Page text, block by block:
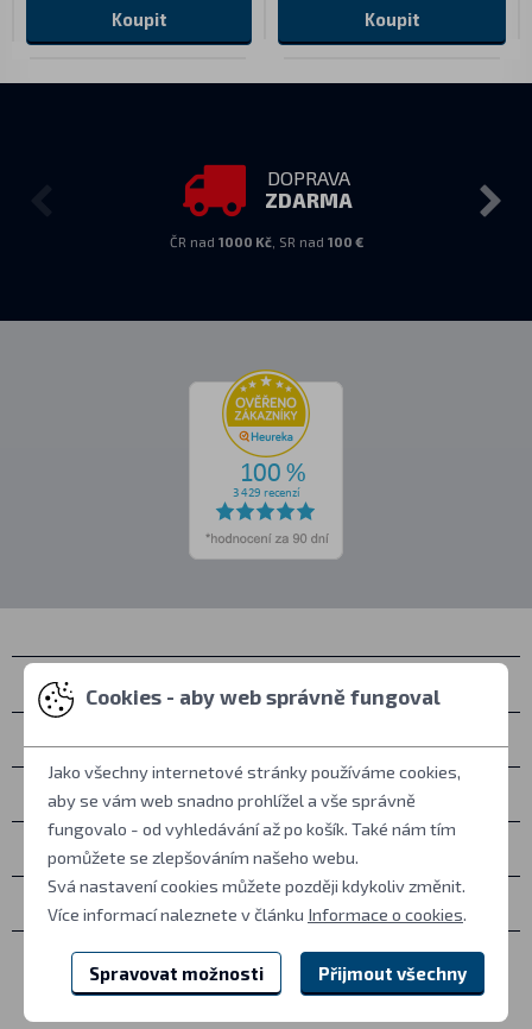
Koupit Koupit
DOPRAVA
ZDARMA
ČR nad 1000 Kč, SR nad 100 €
Kontakty
Vše o nákupu
Další informace
Ostatní
Cookies - aby web správně fungoval
Jako všechny internetové stránky používáme cookies,
aby se vám web snadno prohlížel a vše správně
fungovalo - od vyhledávání až po košík. Také nám tím
pomůžete se zlepšováním našeho webu.
Svá nastavení cookies můžete později kdykoliv změnit.
Více informací naleznete v článku Informace o cookies.
Spravovat možnosti Přijmout všechny